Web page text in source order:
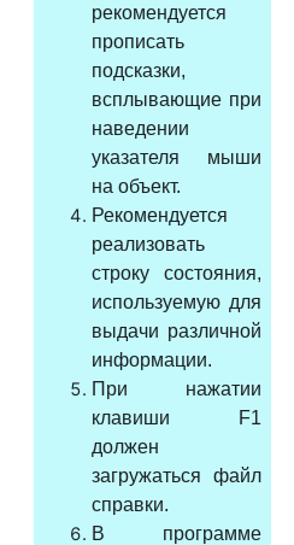
рекомендуется
прописать
подсказки,
всплывающие при
наведении
указателя мыши
на объект.
Рекомендуется
реализовать
строку состояния,
используемую для
выдачи различной
информации.
При нажатии
клавиши F1
должен
загружаться файл
справки.
В программе